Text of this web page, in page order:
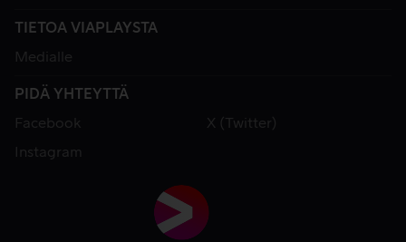
TIETOA VIAPLAYSTA
Medialle
PIDÄ YHTEYTTÄ
Facebook
X (Twitter)
Instagram